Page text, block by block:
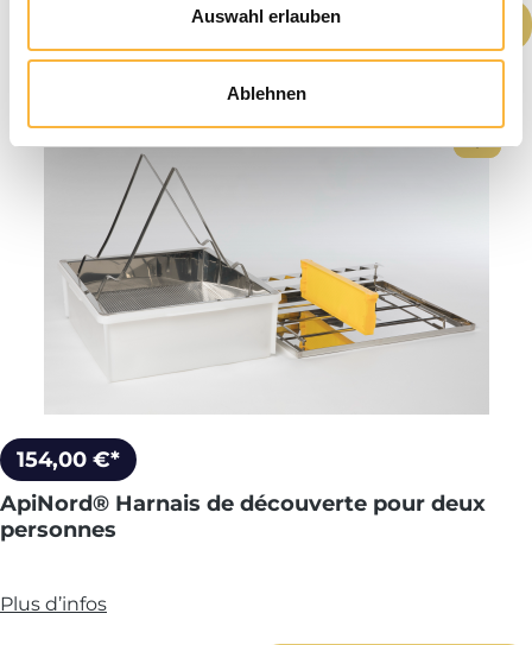
Auswahl erlauben
Ablehnen
Quantité de produit : Entrez la
Ajouter au panier
154,00 €*
ApiNord® Harnais de découverte pour deux
personnes
Plus d’infos